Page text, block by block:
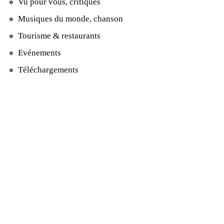
Musiques du monde, chanson
Tourisme & restaurants
Evénements
Téléchargements